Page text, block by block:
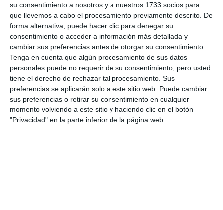
su consentimiento a nosotros y a nuestros 1733 socios para
que llevemos a cabo el procesamiento previamente descrito. De
forma alternativa, puede hacer clic para denegar su
consentimiento o acceder a información más detallada y
cambiar sus preferencias antes de otorgar su consentimiento.
Tenga en cuenta que algún procesamiento de sus datos
personales puede no requerir de su consentimiento, pero usted
tiene el derecho de rechazar tal procesamiento. Sus
preferencias se aplicarán solo a este sitio web. Puede cambiar
sus preferencias o retirar su consentimiento en cualquier
momento volviendo a este sitio y haciendo clic en el botón
"Privacidad" en la parte inferior de la página web.
Un incendio ocurrido junto al
recinto ferial de Las Lagunas
afecta a cuatro vehículos
ACTUALIDAD
Mijas concede cuatro nuevas
licencias de taxis adaptados y
ya supera la ratio de la Junta
ACTUALIDAD